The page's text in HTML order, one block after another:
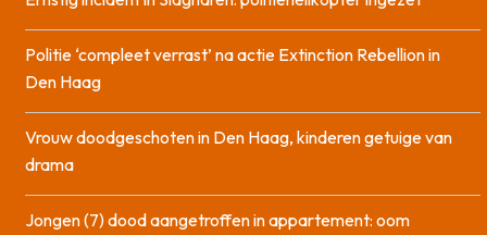
Politie ‘compleet verrast’ na actie Extinction Rebellion in
Den Haag
Vrouw doodgeschoten in Den Haag, kinderen getuige van
drama
Jongen (7) dood aangetroffen in appartement: oom